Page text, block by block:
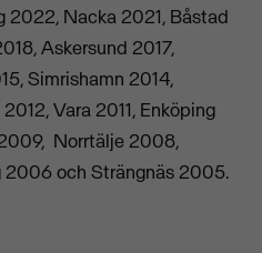
2022, Nacka 2021, Båstad
Askersund 2017,
Simrishamn 2014,
Vara 2011, Enköping
Norrtälje 2008,
2006 och Strängnäs 2005.